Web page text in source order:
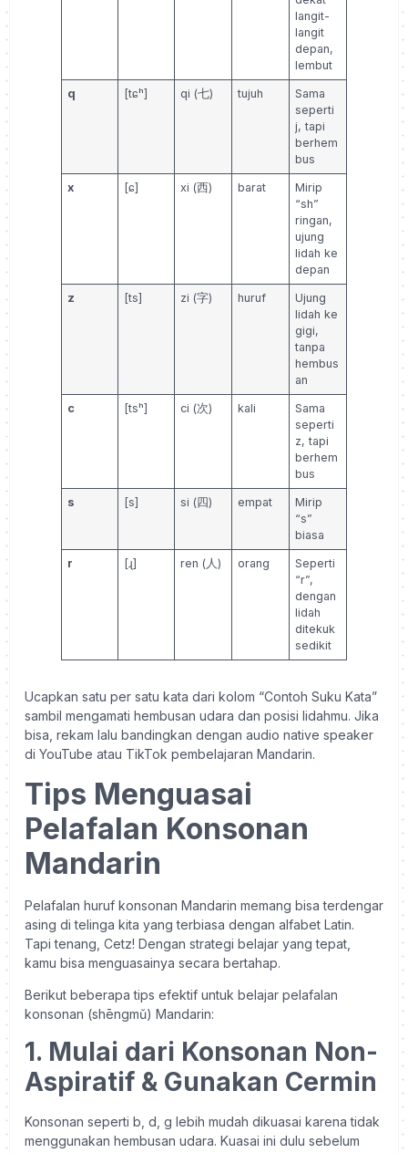
langit-
langit
depan,
lembut
q [tɕʰ] qi (七) tujuh
Sama
seperti
j, tapi
berhem
bus
x [ɕ] xi (西) barat
Mirip
“sh”
ringan,
ujung
lidah ke
depan
z [ts] zi (字) huruf
Ujung
lidah ke
gigi,
tanpa
hembus
an
c [tsʰ] ci (次) kali
Sama
seperti
z, tapi
berhem
bus
s [s] si (四) empat
Mirip
“s”
biasa
r [ɻ] ren (人) orang
Seperti
“r”,
dengan
lidah
ditekuk
sedikit
Ucapkan satu per satu kata dari kolom “Contoh Suku Kata”
sambil mengamati hembusan udara dan posisi lidahmu. Jika
bisa, rekam lalu bandingkan dengan audio native speaker
di YouTube atau TikTok pembelajaran Mandarin.
Tips Menguasai
Pelafalan Konsonan
Mandarin
Pelafalan huruf konsonan Mandarin memang bisa terdengar
asing di telinga kita yang terbiasa dengan alfabet Latin.
Tapi tenang, Cetz! Dengan strategi belajar yang tepat,
kamu bisa menguasainya secara bertahap.
Berikut beberapa tips efektif untuk belajar pelafalan
konsonan (shēngmǔ) Mandarin:
1. Mulai dari Konsonan Non-
Aspiratif & Gunakan Cermin
Konsonan seperti b, d, g lebih mudah dikuasai karena tidak
menggunakan hembusan udara. Kuasai ini dulu sebelum